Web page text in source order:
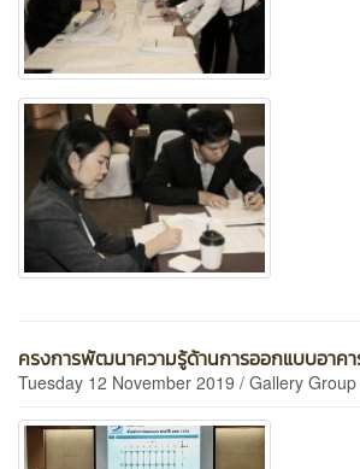
ครงการพัฒนาความรู้ด้านการออกแบบอาค
Tuesday 12 November 2019 / Gallery Group